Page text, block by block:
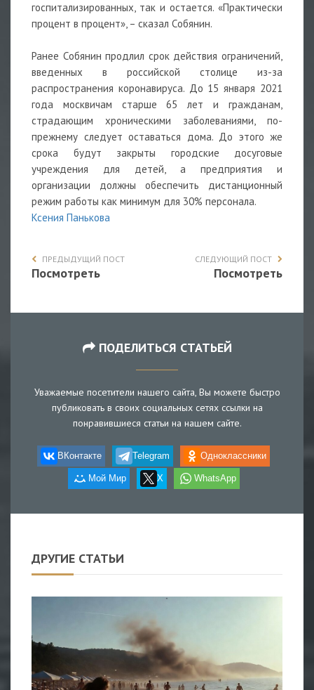
госпитализированных, так и остается. «Практически
процент в процент», – сказал Собянин.
Ранее Собянин продлил срок действия ограничений,
введенных в российской столице из-за
распространения коронавируса. До 15 января 2021
года москвичам старше 65 лет и гражданам,
страдающим хроническими заболеваниями, по-
прежнему следует оставаться дома. До этого же
срока будут закрыты городские досуговые
учреждения для детей, а предприятия и
организации должны обеспечить дистанционный
режим работы как минимум для 30% персонала.
Ксения Панькова
ПРЕДЫДУЩИЙ ПОСТ
Посмотреть
СЛЕДУЮЩИЙ ПОСТ
Посмотреть
ПОДЕЛИТЬСЯ СТАТЬЕЙ
Уважаемые посетители нашего сайта, Вы можете быстро
публиковать в своих социальных сетях ссылки на
понравившиеся статьи на нашем сайте.
ВКонтакте Telegram Одноклассники
Мой Мир X WhatsApp
ДРУГИЕ СТАТЬИ